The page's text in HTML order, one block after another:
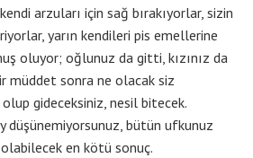
arzuları için sağ bırakıyorlar, sizin
yarın kendileri pis emellerine
oluyor; oğlunuz da gitti, kızınız da
müddet sonra ne olacak siz
gideceksiniz, nesil bitecek.
düşünemiyorsunuz, bütün ufkunuz
en kötü sonuç.